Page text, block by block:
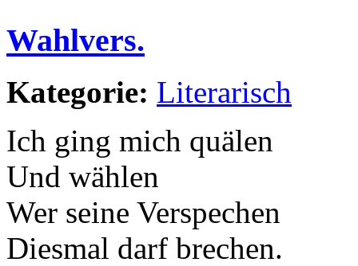
Wahlvers.
Kategorie: Literarisch
Ich ging mich quälen
Und wählen
Wer seine Verspechen
Diesmal darf brechen.